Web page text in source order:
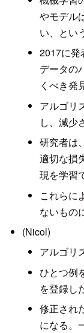
やモデル
い、とい
2017に発
データの
くべき発
アルゴリ
し、減少
研究者は
適切な損
現を学習
これらに
ないもの
(Nicol)
アルゴリ
ひとつ例
を登録し
修正され
になる。